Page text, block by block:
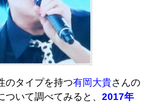
のタイプを持つ有岡大貴さんの
いて調べてみると、 2017年